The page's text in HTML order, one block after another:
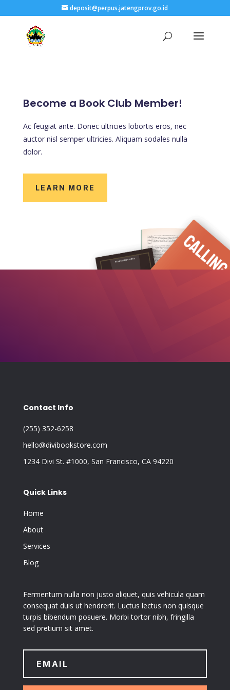
deposit@perpus.jatengprov.go.id
Become a Book Club Member!
Ac feugiat ante. Donec ultricies lobortis eros, nec
auctor nisl semper ultricies. Aliquam sodales nulla
dolor.
LEARN MORE
Contact Info
(255) 352-6258
hello@divibookstore.com
1234 Divi St. #1000, San Francisco, CA 94220
Quick Links
Home
About
Services
Blog
Fermentum nulla non justo aliquet, quis vehicula quam
consequat duis ut hendrerit. Luctus lectus non quisque
turpis bibendum posuere. Morbi tortor nibh, fringilla
sed pretium sit amet.